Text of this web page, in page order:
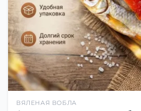
ВЯЛЕНАЯ ВОБЛА